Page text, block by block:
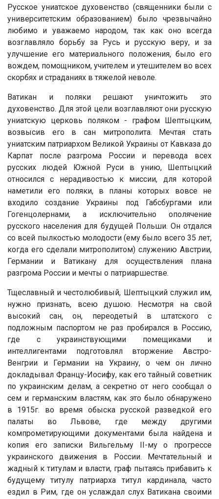
Русское униатское духовенство (священники были с
университетским образованием) было чрезвычайно
любимо и уважаемо народом, так как оно всегда
возглавляло борьбу за Русь и русскую веру, и за
улучшение его материального положения, было его
вождем, помощником, учителем и утешителем во всех
скорбях и страданиях в тяжелой неволе.
Ватикан и поляки решают уничтожить это
духовенство. Для этой цели возглавляют они русскую
униатскую церковь поляком - графом Шептыцким,
возвысив его в сан митрополита. Мечтая стать
униатским патриархом Великой Украины от Кавказа до
Карпат после разгрома России и перевода всех
русских людей Южной Руси в унию, Шептыцкий
относился с нерадивостью к миссии, для которой
наметили его поляки, в планы которых вовсе не
входило создание Украины под Габсбургами или
Гогенцолернами, а исключительно ополячение
русского населения для будущей Польши. Он отдался
со всей пылкостью молодости (ему было всего 35 лет,
когда его сделали митрополитом) служению Австрии,
Германии и Ватикану для осуществления плана
разгрома России и мечты о патриаршестве.
Тщеславный и честолюбивый, Шептыцкий служил им,
нужно признать, всею душою. Несмотря на свой
высокий сан, он, переодетый в штатского с
подложным паспортом не раз пробирался в Россию,
где с украинствующими помещиками и
интеллигентами подготовлял вторжение Австро-
Венгрии и Германии на Украину, о чем он лично
докладывал Францу-Иосифу, как его тайный советник
по украинским делам, а секретно от него сообщал о
сем и германским властям, как это было обнаружено
в 1915г. во время обыска русской разведкой его
палаты во Львове, где между другими
компрометирующими документами была найдена и
копия его записки Вильгельму II-му о прогрессе
украинского движения в России. Мечтательный и
жадный к титулам и власти, граф пытаясь прибавить к
будущему титулу патриарха титул кардинала, часто
ездил в Рим, где он услаждал слух Ватикана своими